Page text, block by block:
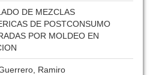
DE MEZCLAS
DE POSTCONSUMO
POR MOLDEO EN
Ramiro